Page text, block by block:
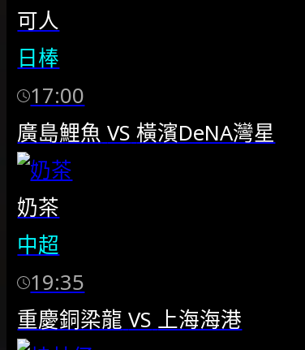
可人
日棒
17:00
廣島鯉魚 VS 橫濱DeNA灣星
奶茶
中超
19:35
重慶銅梁龍 VS 上海海港